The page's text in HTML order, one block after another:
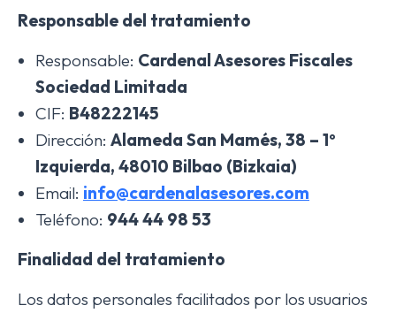
Responsable del tratamiento
Responsable: Cardenal Asesores Fiscales
Sociedad Limitada
CIF: B48222145
Dirección: Alameda San Mamés, 38 – 1º
Izquierda, 48010 Bilbao (Bizkaia)
Email: info@cardenalasesores.com
Teléfono: 944 44 98 53
Finalidad del tratamiento
Los datos personales facilitados por los usuarios